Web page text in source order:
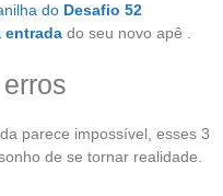
do Desafio 52
entrada do seu novo apê .
parece impossível, esses 3
de se tornar realidade.